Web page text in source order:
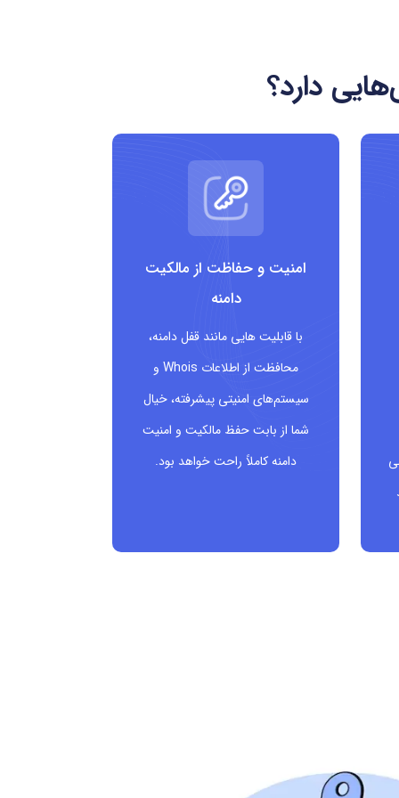
دارد؟
امنیت و حفاظت از مالکیت
دامنه
با قابلیت هایی مانند قفل دامنه،
محافظت از اطلاعات Whois و
سیستم‌های امنیتی پیشرفته، خیال
شما از بابت حفظ مالکیت و امنیت
دامنه کاملاً راحت خواهد بود.